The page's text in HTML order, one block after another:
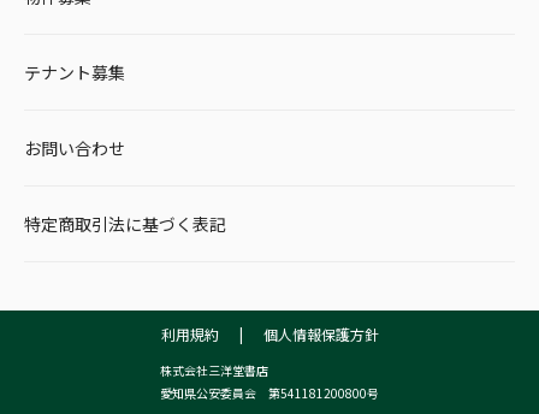
テナント募集
お問い合わせ
特定商取引法に基づく表記
利用規約 | 個人情報保護方針
株式会社三洋堂書店
愛知県公安委員会 第541181200800号